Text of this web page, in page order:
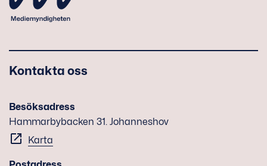
Kontakta oss
Besöksadress
Hammarbybacken 31. Johanneshov
Karta